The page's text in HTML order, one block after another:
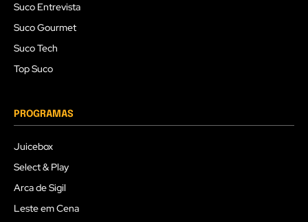
Suco Entrevista
Suco Gourmet
Suco Tech
Top Suco
PROGRAMAS
Juicebox
Select & Play
Arca de Sigil
Leste em Cena